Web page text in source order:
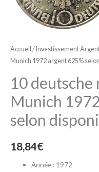
Accueil / Investissement
Munich 1972 argent 625%
10 deutsche
Munich
selon
18,84€
Année : 1972
Munich
argent
625%
disponibilités